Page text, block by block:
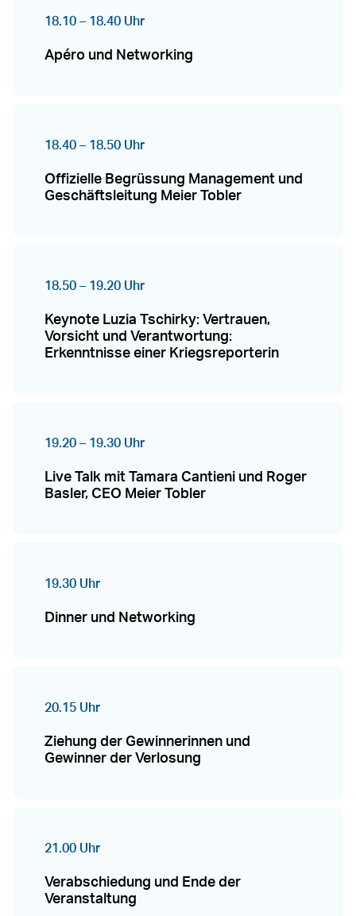
18.10 – 18.40 Uhr
Apéro und Networking
18.40 – 18.50 Uhr
Offizielle Begrüssung Management und
Geschäftsleitung Meier Tobler
18.50 – 19.20 Uhr
Keynote Luzia Tschirky: Vertrauen,
Vorsicht und Verantwortung:
Erkenntnisse einer Kriegsreporterin
19.20 – 19.30 Uhr
Live Talk mit Tamara Cantieni und Roger
Basler, CEO Meier Tobler
19.30 Uhr
Dinner und Networking
20.15 Uhr
Ziehung der Gewinnerinnen und
Gewinner der Verlosung
21.00 Uhr
Verabschiedung und Ende der
Veranstaltung